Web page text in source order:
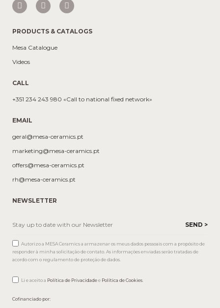
PRODUCTS & CATALOGS
Mesa Catalogue
Videos
CALL
+351 234 243 980 «Call to national fixed network»
EMAIL
geral@mesa-ceramics.pt
marketing@mesa-ceramics.pt
offers@mesa-ceramics.pt
rh@mesa-ceramics.pt
NEWSLETTER
Autorizo a MESA Ceramics a armazenar os meus dados pessoais com a propósito de
responder à minha solicitação de contato. As informações enviadas serão tratadas de
acordo com o regulamento de proteção de dados.
Li e aceito a Política de Privacidadee Política de Cookies.
Cofinanciado por: